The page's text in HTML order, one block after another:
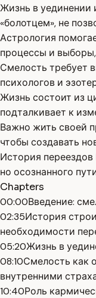
Жизнь в уединении
«болотцем», не
Астрология
процессы и
Смелость требует
психологов и
Жизнь состоит из
подталкивает к
Важно жить своей
чтобы создавать
История
но осознанного
Chapters
00:00Введение:
02:35История
необходимости
05:20Жизнь в
08:10Смелость как
внутренними
10:40Роль